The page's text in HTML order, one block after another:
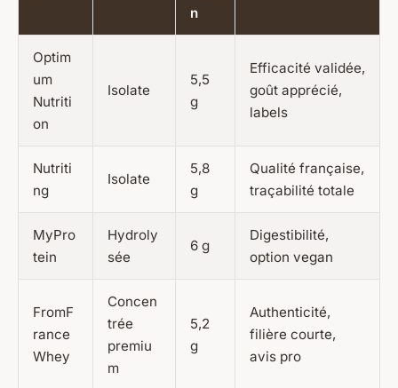
n
Optim
um
Nutriti
on
Isolate
5,5
g
Efficacité validée,
goût apprécié,
labels
Nutriti
ng
Isolate
5,8
g
Qualité française,
traçabilité totale
MyPro
tein
Hydroly
sée
6 g
Digestibilité,
option vegan
FromF
rance
Whey
Concen
trée
premiu
m
5,2
g
Authenticité,
filière courte,
avis pro